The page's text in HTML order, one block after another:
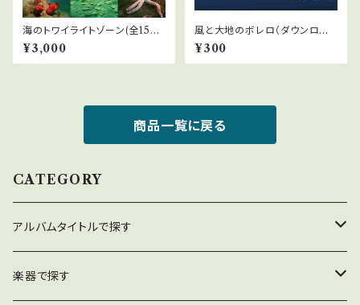
海のトワイライトゾーン(全15
曲）（ダウンロード）
¥3,000
風と大地のボレロ（ダウンロー
ド）「美しの里〜四季」より
¥300
商品一覧に戻る
CATEGORY
アルバムタイトルで探す
美しの里〜四季
楽器で探す